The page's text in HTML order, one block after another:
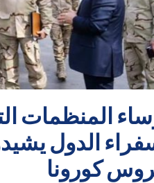
المنظمات
الدول
كورونا